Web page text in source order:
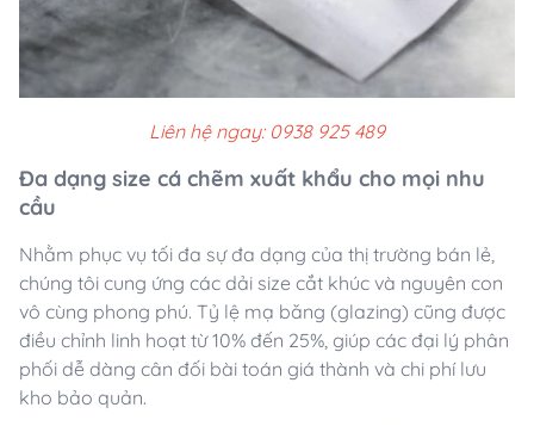
Liên hệ ngay: 0938 925 489
Đa dạng size cá chẽm xuất khẩu cho mọi nhu
cầu
Nhằm phục vụ tối đa sự đa dạng của thị trường bán lẻ,
chúng tôi cung ứng các dải size cắt khúc và nguyên con
vô cùng phong phú. Tỷ lệ mạ băng (glazing) cũng được
điều chỉnh linh hoạt từ 10% đến 25%, giúp các đại lý phân
phối dễ dàng cân đối bài toán giá thành và chi phí lưu
kho bảo quản.